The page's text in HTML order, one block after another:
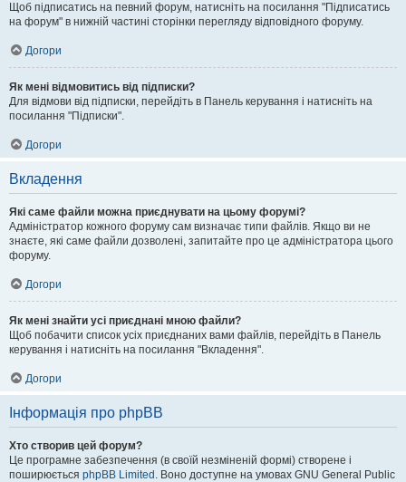
Щоб підписатись на певний форум, натисніть на посилання "Підписатись
на форум" в нижній частині сторінки перегляду відповідного форуму.
Догори
Як мені відмовитись від підписки?
Для відмови від підписки, перейдіть в Панель керування і натисніть на
посилання "Підписки".
Догори
Вкладення
Які саме файли можна приєднувати на цьому форумі?
Адміністратор кожного форуму сам визначає типи файлів. Якщо ви не
знаєте, які саме файли дозволені, запитайте про це адміністратора цього
форуму.
Догори
Як мені знайти усі приєднані мною файли?
Щоб побачити список усіх приєднаних вами файлів, перейдіть в Панель
керування і натисніть на посилання "Вкладення".
Догори
Інформація про phpBB
Хто створив цей форум?
Це програмне забезпечення (в своїй незміненій формі) створене і
поширюється phpBB Limited . Воно доступне на умовах GNU General Public